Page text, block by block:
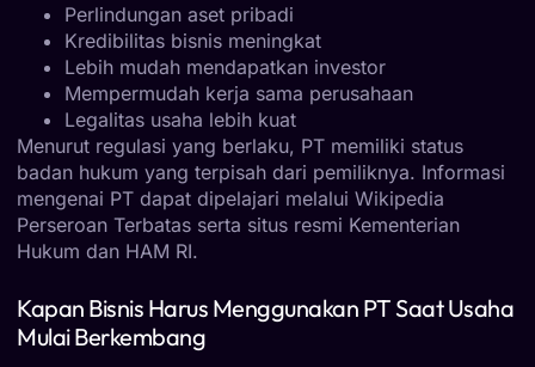
Perlindungan aset pribadi
Kredibilitas bisnis meningkat
Lebih mudah mendapatkan investor
Mempermudah kerja sama perusahaan
Legalitas usaha lebih kuat
Menurut regulasi yang berlaku, PT memiliki status
badan hukum yang terpisah dari pemiliknya. Informasi
mengenai PT dapat dipelajari melalui Wikipedia
Perseroan Terbatas serta situs resmi Kementerian
Hukum dan HAM RI.
Kapan Bisnis Harus Menggunakan PT Saat Usaha
Mulai Berkembang